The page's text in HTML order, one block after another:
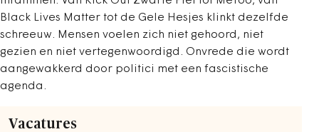
Black Lives Matter tot de Gele Hesjes klinkt dezelfde
schreeuw. Mensen voelen zich niet gehoord, niet
gezien en niet vertegenwoordigd. Onvrede die wordt
aangewakkerd door politici met een fascistische
agenda.
Vacatures